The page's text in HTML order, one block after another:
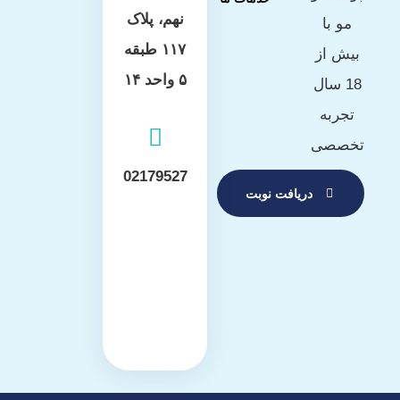
مو با
بیش از
18 سال
تجربه
تخصصی
دریافت نوبت
نهم، پلاک
۱۱۷ طبقه
۵ واحد ۱۴
02179527